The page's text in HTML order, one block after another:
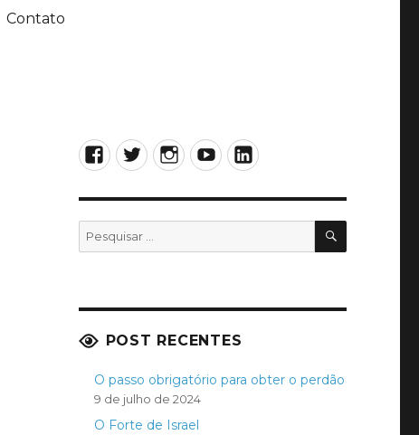
Contato
Facebook
TwitterInstagram
YouTubeLinkedIn
Pesquisar
por:
POST RECENTES
O passo obrigatório para obter o perdão
9 de julho de 2024
O Forte de Israel